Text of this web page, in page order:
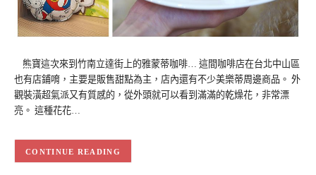
熊寶這次來到竹南立達街上的雅蒙蒂咖啡… 這間咖啡店在台北中山區
也有店鋪唷，主要是販售甜點為主，店內還有不少美樂蒂周邊商品。 外
觀裝潢超氣派又有質感的，從外頭就可以看到滿滿的乾燥花，非常漂
亮。 這種花花…
CONTINUE READING